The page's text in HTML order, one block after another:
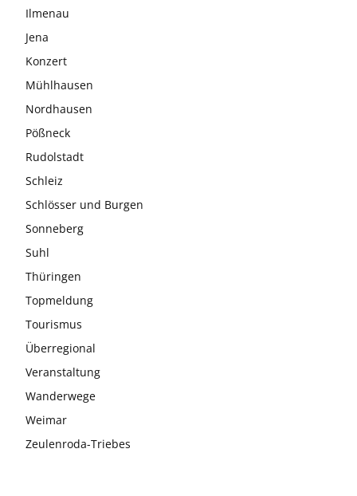
Ilmenau
Jena
Konzert
Mühlhausen
Nordhausen
Pößneck
Rudolstadt
Schleiz
Schlösser und Burgen
Sonneberg
Suhl
Thüringen
Topmeldung
Tourismus
Überregional
Veranstaltung
Wanderwege
Weimar
Zeulenroda-Triebes